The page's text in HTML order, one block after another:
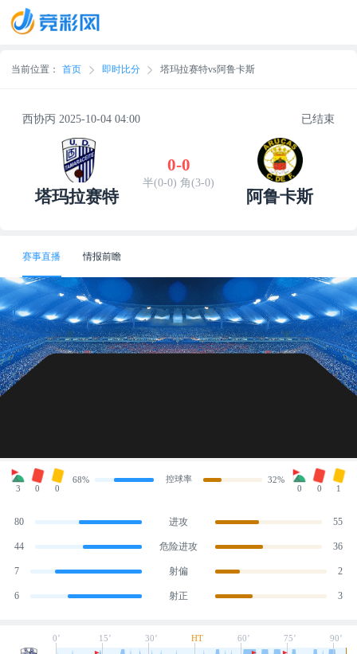
当前位置： 首页 即时比分 塔玛拉赛特vs阿鲁卡斯
西协丙 2025-10-04 04:00 已结束
塔玛拉赛特
0-0
半(0-0) 角(3-0)
阿鲁卡斯
赛事直播 情报前瞻
3 0 0
68% 控球率
32%
0
0 1
80 进攻 55
44 危险进攻 36
7 射偏 2
6 射正 3
0’ 15’ 30’ HT 60’ 75’ 90’